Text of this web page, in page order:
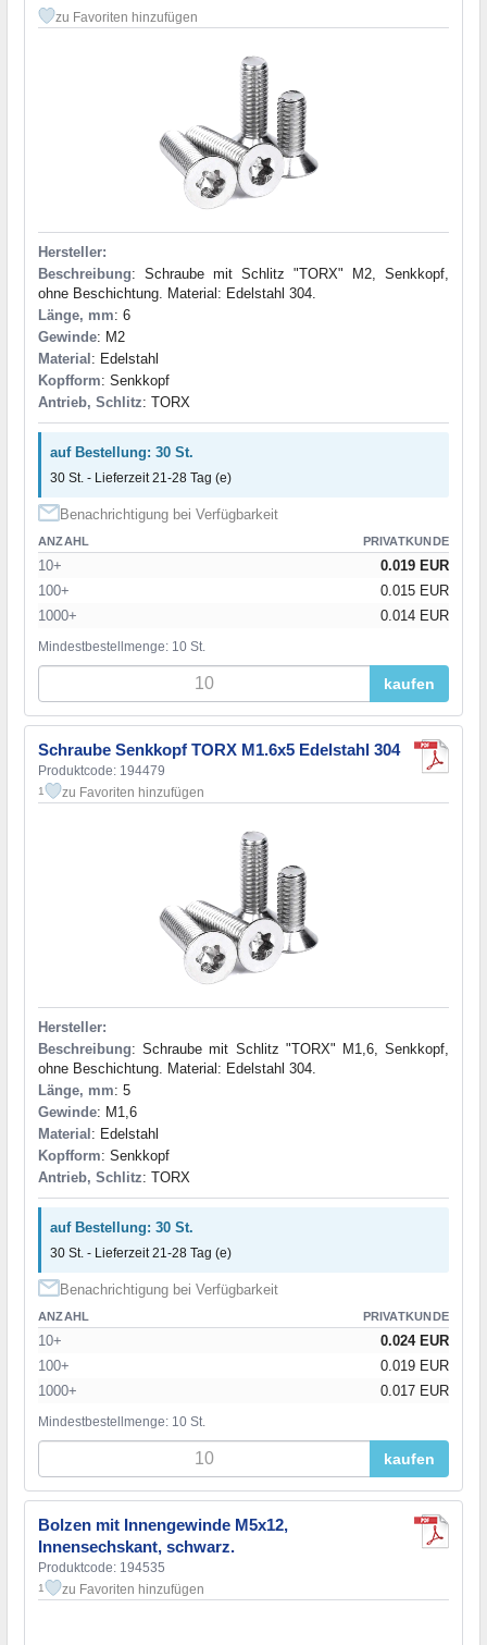
zu Favoriten hinzufügen
Hersteller:
Beschreibung: Schraube mit Schlitz "TORX" M2, Senkkopf,
ohne Beschichtung. Material: Edelstahl 304.
Länge, mm: 6
Gewinde: M2
Material : Edelstahl
Kopfform: Senkkopf
Antrieb, Schlitz: TORX
auf Bestellung: 30 St.
30 St. - Lieferzeit 21-28 Tag (e)
Benachrichtigung bei Verfügbarkeit
ANZAHL PRIVATKUNDE
10+
0.019 EUR
100+
0.015 EUR
1000+
0.014 EUR
Mindestbestellmenge: 10 St.
kaufen
Schraube Senkkopf TORX M1.6x5 Edelstahl 304
Produktcode: 194479
1 zu Favoriten hinzufügen
Hersteller:
Beschreibung: Schraube mit Schlitz "TORX" M1,6, Senkkopf,
ohne Beschichtung. Material: Edelstahl 304.
Länge, mm: 5
Gewinde: M1,6
Material : Edelstahl
Kopfform: Senkkopf
Antrieb, Schlitz: TORX
auf Bestellung: 30 St.
30 St. - Lieferzeit 21-28 Tag (e)
Benachrichtigung bei Verfügbarkeit
ANZAHL PRIVATKUNDE
10+
0.024 EUR
100+
0.019 EUR
1000+
0.017 EUR
Mindestbestellmenge: 10 St.
kaufen
Bolzen mit Innengewinde M5x12,
Innensechskant, schwarz.
Produktcode: 194535
1 zu Favoriten hinzufügen